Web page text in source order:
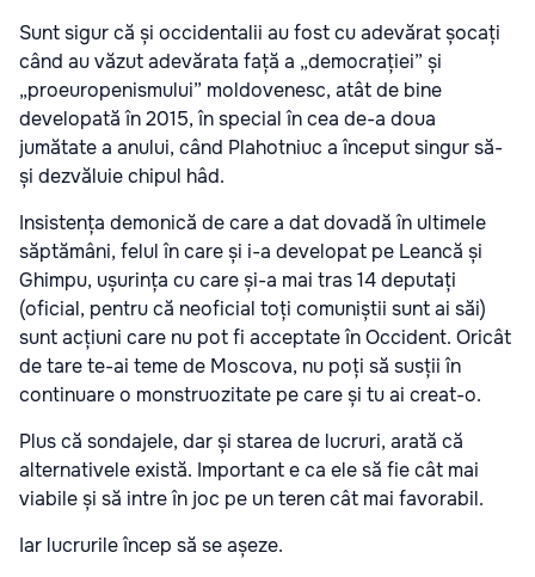
Sunt sigur că și occidentalii au fost cu adevărat șocați
când au văzut adevărata față a „democrației” și
„proeuropenismului” moldovenesc, atât de bine
developată în 2015, în special în cea de-a doua
jumătate a anului, când Plahotniuc a început singur să-
și dezvăluie chipul hâd.
Insistența demonică de care a dat dovadă în ultimele
săptămâni, felul în care și i-a developat pe Leancă și
Ghimpu, ușurința cu care și-a mai tras 14 deputați
(oficial, pentru că neoficial toți comuniștii sunt ai săi)
sunt acțiuni care nu pot fi acceptate în Occident. Oricât
de tare te-ai teme de Moscova, nu poți să susții în
continuare o monstruozitate pe care și tu ai creat-o.
Plus că sondajele, dar și starea de lucruri, arată că
alternativele există. Important e ca ele să fie cât mai
viabile și să intre în joc pe un teren cât mai favorabil.
Iar lucrurile încep să se așeze.